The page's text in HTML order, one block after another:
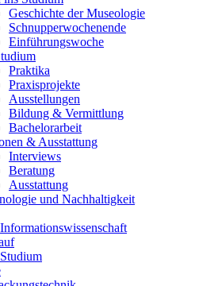
Geschichte der Museologie
Schnupperwochenende
Einführungswoche
Praktika
Praxisprojekte
Ausstellungen
Bildung & Vermittlung
Bachelorarbeit
& Ausstattung
Interviews
Beratung
Ausstattung
und Nachhaltigkeit